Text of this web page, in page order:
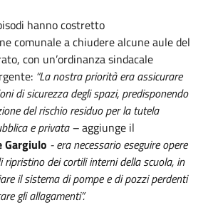
hanno costretto
comunale a chiudere alcune aule del
con un’ordinanza sindacale
“La nostra priorità era assicurare
di sicurezza degli spazi, predisponendo
del rischio residuo per la tutela
e privata –aggiunge il
Gargiulo -era necessario eseguire opere
ripristino dei cortili interni della scuola, in
il sistema di pompe e di pozzi perdenti
gli allagamenti”.